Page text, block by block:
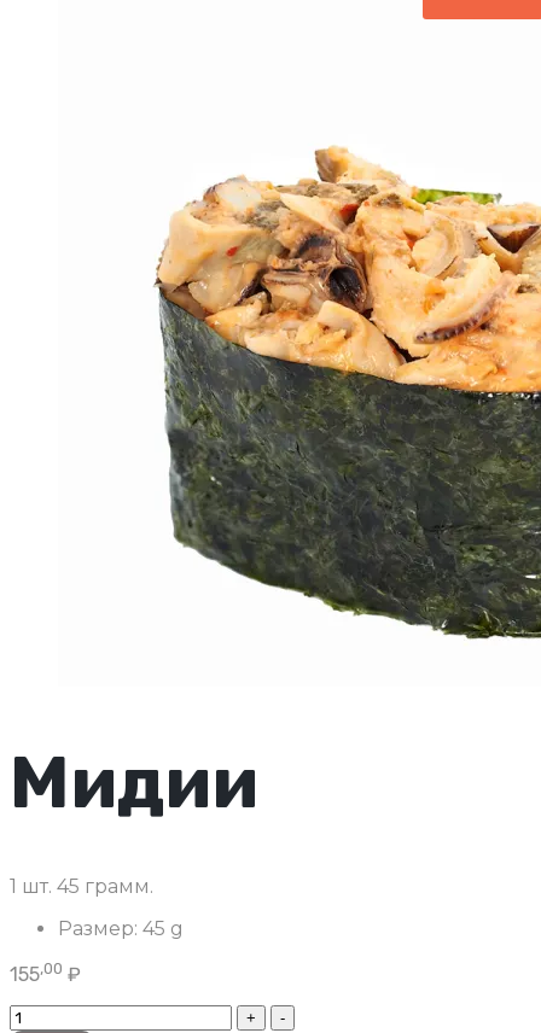
Мидии
1 шт. 45 грамм.
Размер: 45 g
155,00 ₽
Мидии